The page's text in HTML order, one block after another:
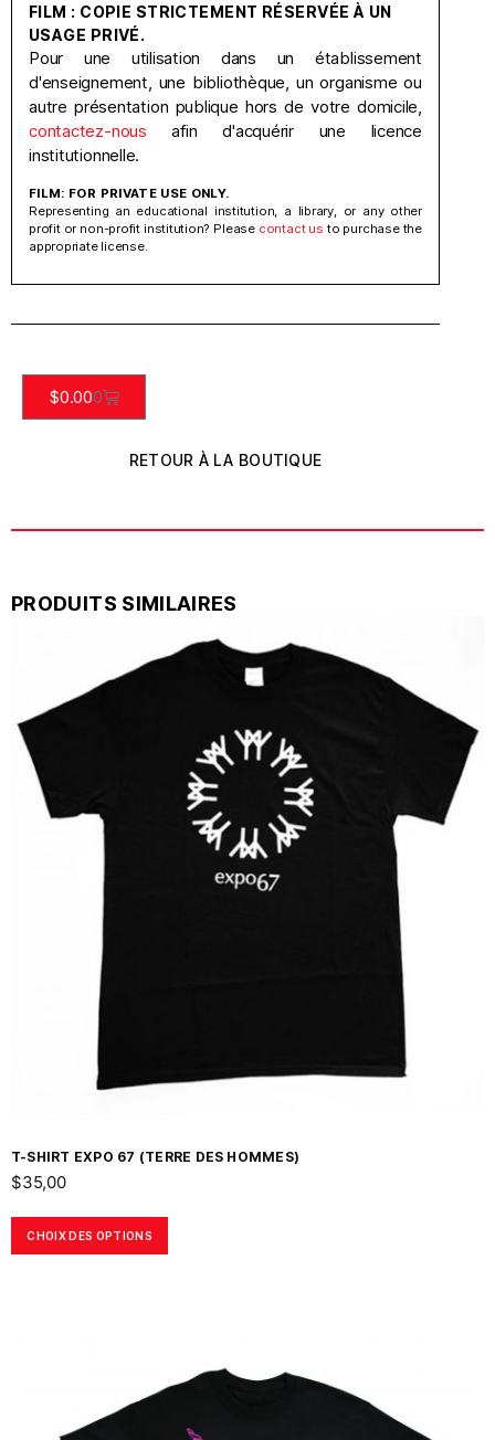
FILM : COPIE STRICTEMENT RÉSERVÉE À UN
USAGE PRIVÉ.
Pour une utilisation dans un établissement
d'enseignement, une bibliothèque, un organisme ou
autre présentation publique hors de votre domicile,
contactez-nous afin d'acquérir une licence
institutionnelle.
FILM: FOR PRIVATE USE ONLY.
Representing an educational institution, a library, or any other
profit or non-profit institution? Please contact us to purchase the
appropriate license.
$0.000
RETOUR À LA BOUTIQUE
PRODUITS SIMILAIRES
T-SHIRT EXPO 67 (TERRE DES HOMMES)
$35,00
CHOIX DES OPTIONS